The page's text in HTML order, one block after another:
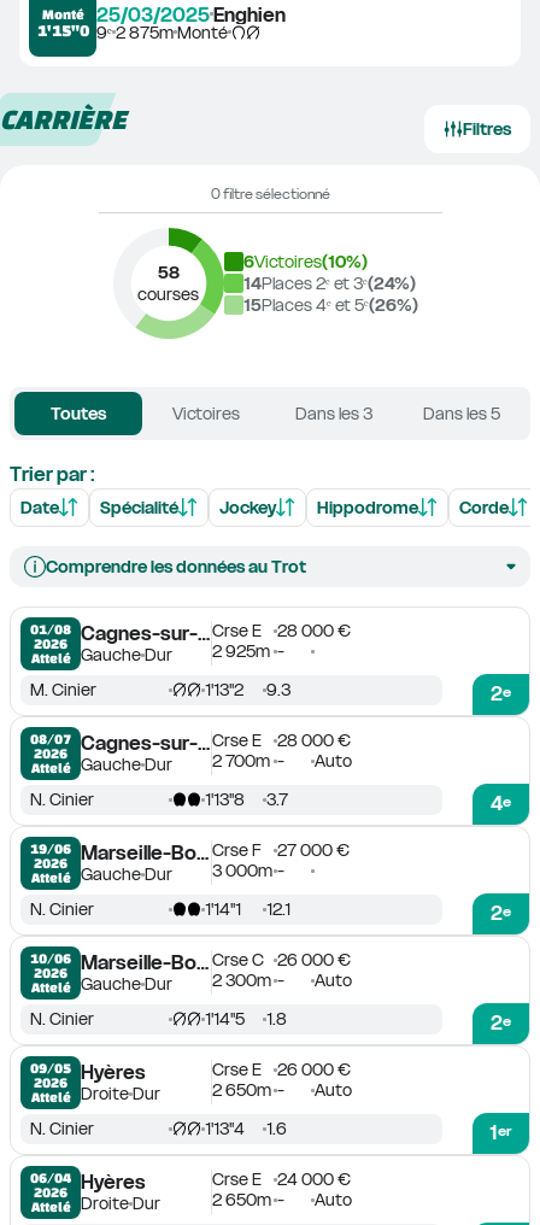
Monté
1'15"0
25/03/2025Enghien
9ᵉ2 875mMonté
CARRIÈRE Filtres
0 filtre sélectionné
58
courses
6Victoires(10%)
14Places 2ᵉ et 3ᵉ(24%)
15Places 4ᵉ et 5ᵉ(26%)
Toutes Victoires Dans les 3 Dans les 5
Trier par :
Date Spécialité Jockey Hippodrome Corde
Comprendre les données au Trot
01/08
2026
Attelé
Cagnes-sur-Mer
GaucheDur
Crse E
28 000 €
2 925m -
2e
M. Cinier 1'13''2 9.3
08/07
2026
Attelé
Cagnes-sur-Mer
GaucheDur
Crse E
28 000 €
2 700m - Auto
4e
N. Cinier 1'13''8 3.7
19/06
2026
Attelé
Marseille-Borély
GaucheDur
Crse F
27 000 €
3 000m -
2e
N. Cinier 1'14''1 12.1
10/06
2026
Attelé
Marseille-Borély
GaucheDur
Crse C
26 000 €
2 300m - Auto
2e
N. Cinier 1'14''5 1.8
09/05
2026
Attelé
Hyères
DroiteDur
Crse E
26 000 €
2 650m - Auto
1er
N. Cinier 1'13''4 1.6
06/04
2026
Attelé
Hyères
DroiteDur
Crse E
24 000 €
2 650m - Auto